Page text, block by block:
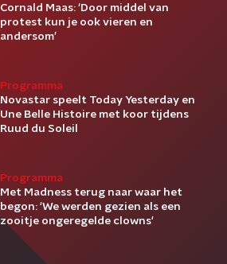
Cornald Maas: ‘Door middel van
protest kun je ook vieren en
andersom’
Programma
Novastar speelt Today Yesterday en
Une Belle Histoire met koor tijdens
Ruud du Soleil
Programma
Met Madness terug naar waar het
begon: 'We werden gezien als een
zooitje ongeregelde clowns'